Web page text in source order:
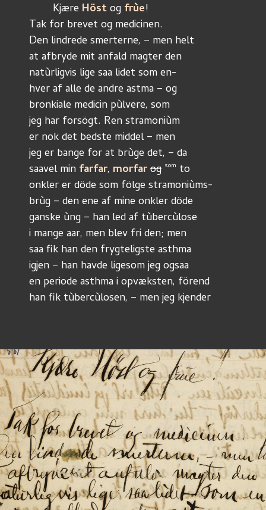
	Kjære
Höst og frùe!
Tak for brevet og medicinen.
Den lindrede smerterne, – men helt
at afbryde mit anfald magter den
natùrligvis lige saa lidet som en-
hver af alle de andre astma – og
bronkiale medicin pùlvere, som
jeg har forsögt. Ren stramoniùm
er nok det bedste middel – men
jeg er bange for at brùge det, – da
saavel min farfar, morfarog som to
onkler er döde som fölge stramoniùms-
brùg – den ene af mine onkler döde
ganske ùng – han led af tùbercùlose
i mange aar, men blev fri den; men
saa fik han den frygteligste asthma
igjen – han havde ligesom jeg ogsaa
en periode asthma i opvæksten, förend
han fik tùbercùlosen, – men jeg kjender